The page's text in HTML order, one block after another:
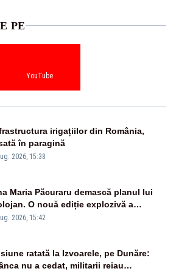
PE
YouTube
irigațiilor din România,
în paragină
2026, 15:38
Maria Păcuraru demască planul lui
O nouă ediție explozivă a
„Miza Zilei” la Realitatea PLUS
2026, 15:42
ratată la Izvoarele, pe Dunăre:
nu a cedat, militarii reiau